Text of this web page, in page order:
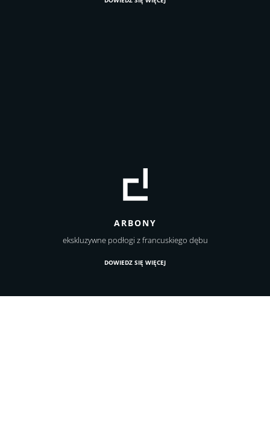
ARBONY
ekskluzywne podłogi z francuskiego dębu
DOWIEDZ SIĘ WIĘCEJ